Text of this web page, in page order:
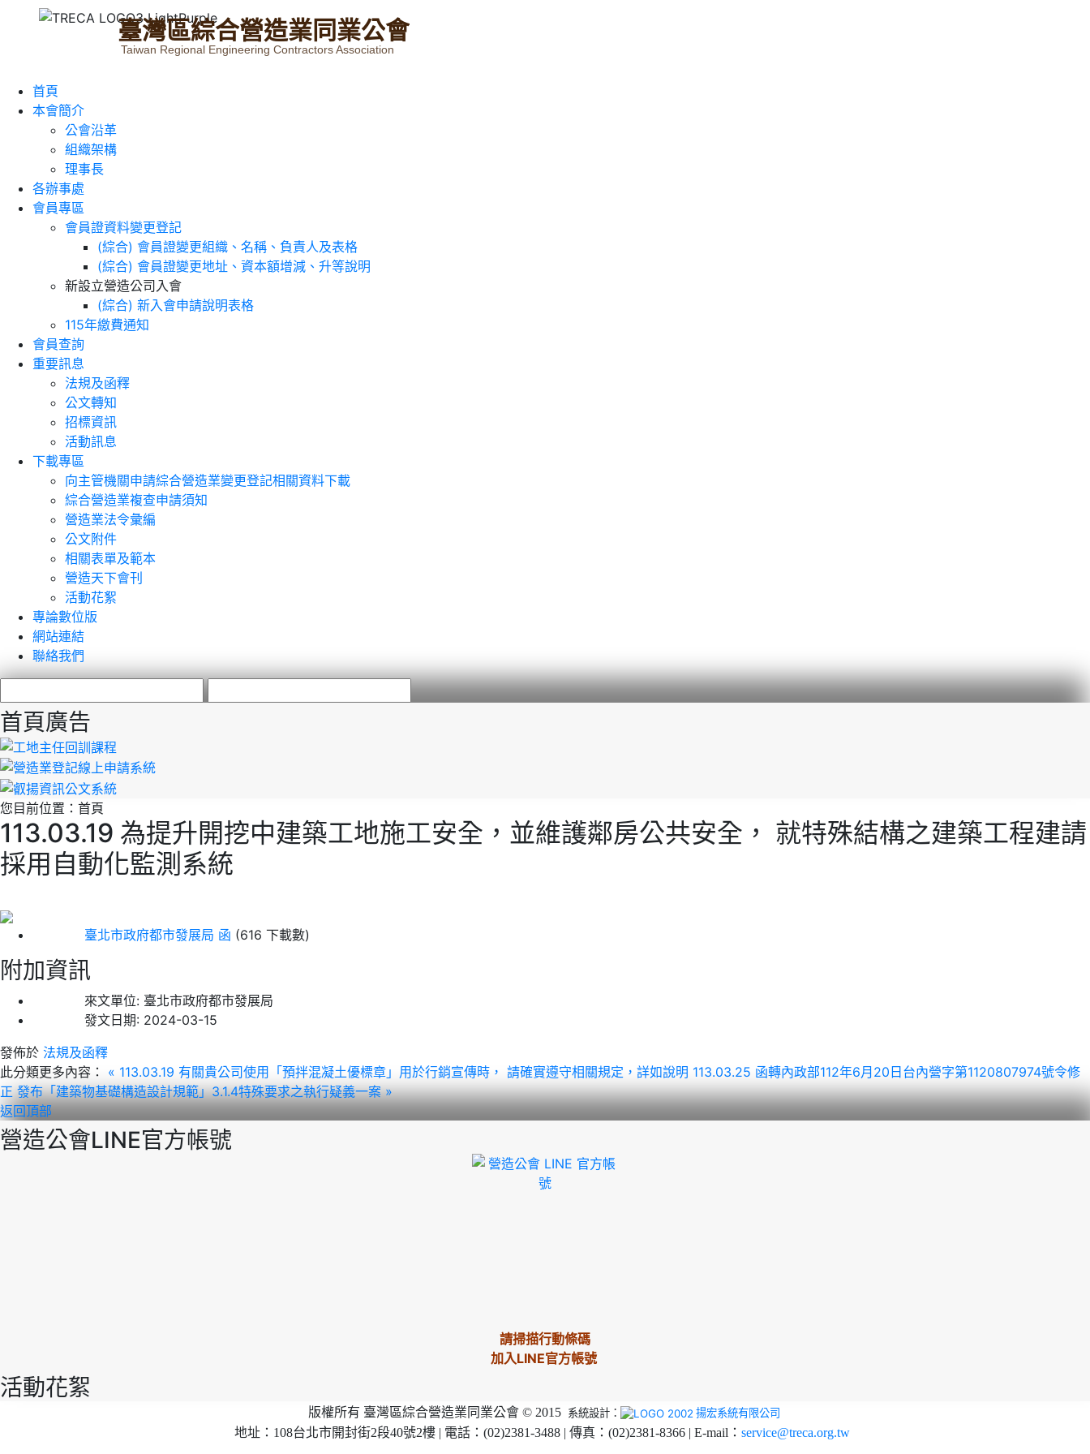
臺灣區綜合營造業同業公會
Taiwan Regional Engineering Contractors Association
首頁
本會簡介
公會沿革
組織架構
理事長
各辦事處
會員專區
會員證資料變更登記
(綜合) 會員證變更組織、名稱、負責人及表格
(綜合) 會員證變更地址、資本額增減、升等說明
新設立營造公司入會
(綜合) 新入會申請說明表格
115年繳費通知
會員查詢
重要訊息
法規及函釋
公文轉知
招標資訊
活動訊息
下載專區
向主管機關申請綜合營造業變更登記相關資料下載
綜合營造業複查申請須知
營造業法令彙編
公文附件
相關表單及範本
營造天下會刊
活動花絮
專論數位版
網站連結
聯絡我們
首頁廣告
您目前位置： 首頁
113.03.19 為提升開挖中建築工地施工安全，並維護鄰房公共安全， 就特殊結構之建築工程建請
採用自動化監測系統
臺北市政府都市發展局 函 (616 下載數)
附加資訊
來文單位: 臺北市政府都市發展局
發文日期: 2024-03-15
發佈於 法規及函釋
此分類更多內容： « 113.03.19 有關貴公司使用「預拌混凝土優標章」用於行銷宣傳時， 請確實遵守相關規定，詳如說明 113.03.25 函轉內政部112年6月20日台內營字第1120807974號令修
正 發布「建築物基礎構造設計規範」3.1.4特殊要求之執行疑義一案 »
返回頂部
營造公會LINE官方帳號
請掃描行動條碼
加入LINE官方帳號
活動花絮
版權所有 臺灣區綜合營造業同業公會 © 2015 系統設計： 揚宏系統有限公司
地址：108台北市開封街2段40號2樓 | 電話：(02)2381-3488 | 傳真：(02)2381-8366 | E-mail： service@treca.org.tw